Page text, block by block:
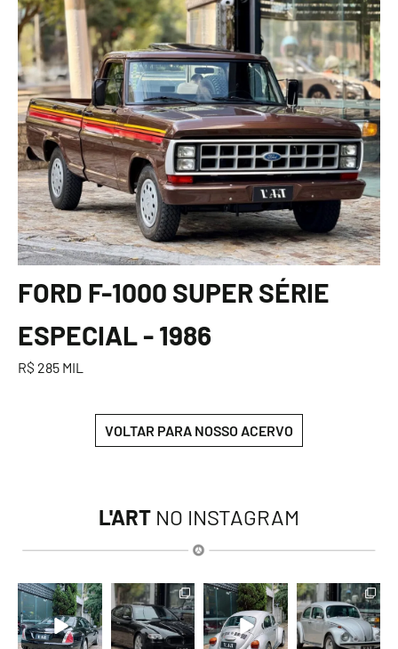
FORD F-1000 SUPER SÉRIE
ESPECIAL - 1986
R$ 285 MIL
VOLTAR PARA NOSSO ACERVO
L'ART NO INSTAGRAM
lart.br
Ago 6
lart.br
Ago 6
lart.br
Ago 6
lart.br
Ago 6